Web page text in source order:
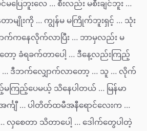
ပြေဘူးလေ … စီးလည်း မစီးချင်ဘူး …
မျိုးကို … ကျွန်မ မကြိုက်ဘူးရှင့် … သုံး
က်ကနေလိုက်လာပြီး … ဘာမှလည်း မ
တော့ ခံရခက်တာပေါ့ … ဒီနေ့လည်းကြည့်
… ဒီဘက်လျှောက်လာတော့ … သူ … လိုက်
ြည့်ပေမယ့် သိနေပါတယ် … မြန်မာ
င်္ကျီ … ပါတိတ်ထမီအနီရောင်လေးက …
လှစေတာ သိတာပေါ့ … ဒေါက်တွေပါတဲ့